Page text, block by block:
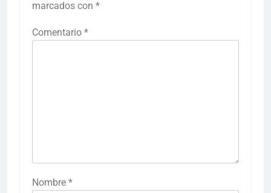
marcados con *
Comentario *
Nombre *